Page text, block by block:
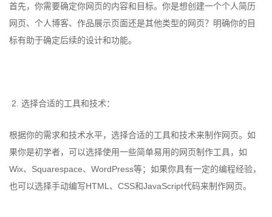
首先，你需要确定你网页的内容和目标。你是想创建一个个人简历
网页、个人博客、作品展示页面还是其他类型的网页？明确你的目
标有助于确定后续的设计和功能。
2. 选择合适的工具和技术：
根据你的需求和技术水平，选择合适的工具和技术来制作网页。如
果你是初学者，可以选择使用一些简单易用的网页制作工具，如
Wix、Squarespace、WordPress等；如果你具有一定的编程经验，
也可以选择手动编写HTML、CSS和JavaScript代码来制作网页。